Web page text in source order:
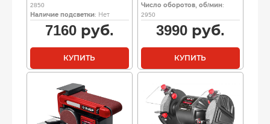
2850
Наличие подсветки: Нет
7160руб.
КУПИТЬ
Число оборотов, об/мин:
2950
3990руб.
КУПИТЬ